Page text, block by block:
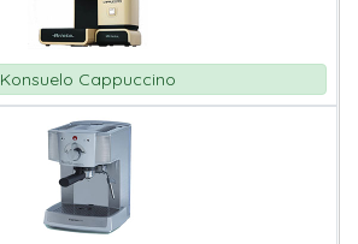
Konsuelo Cappuccino